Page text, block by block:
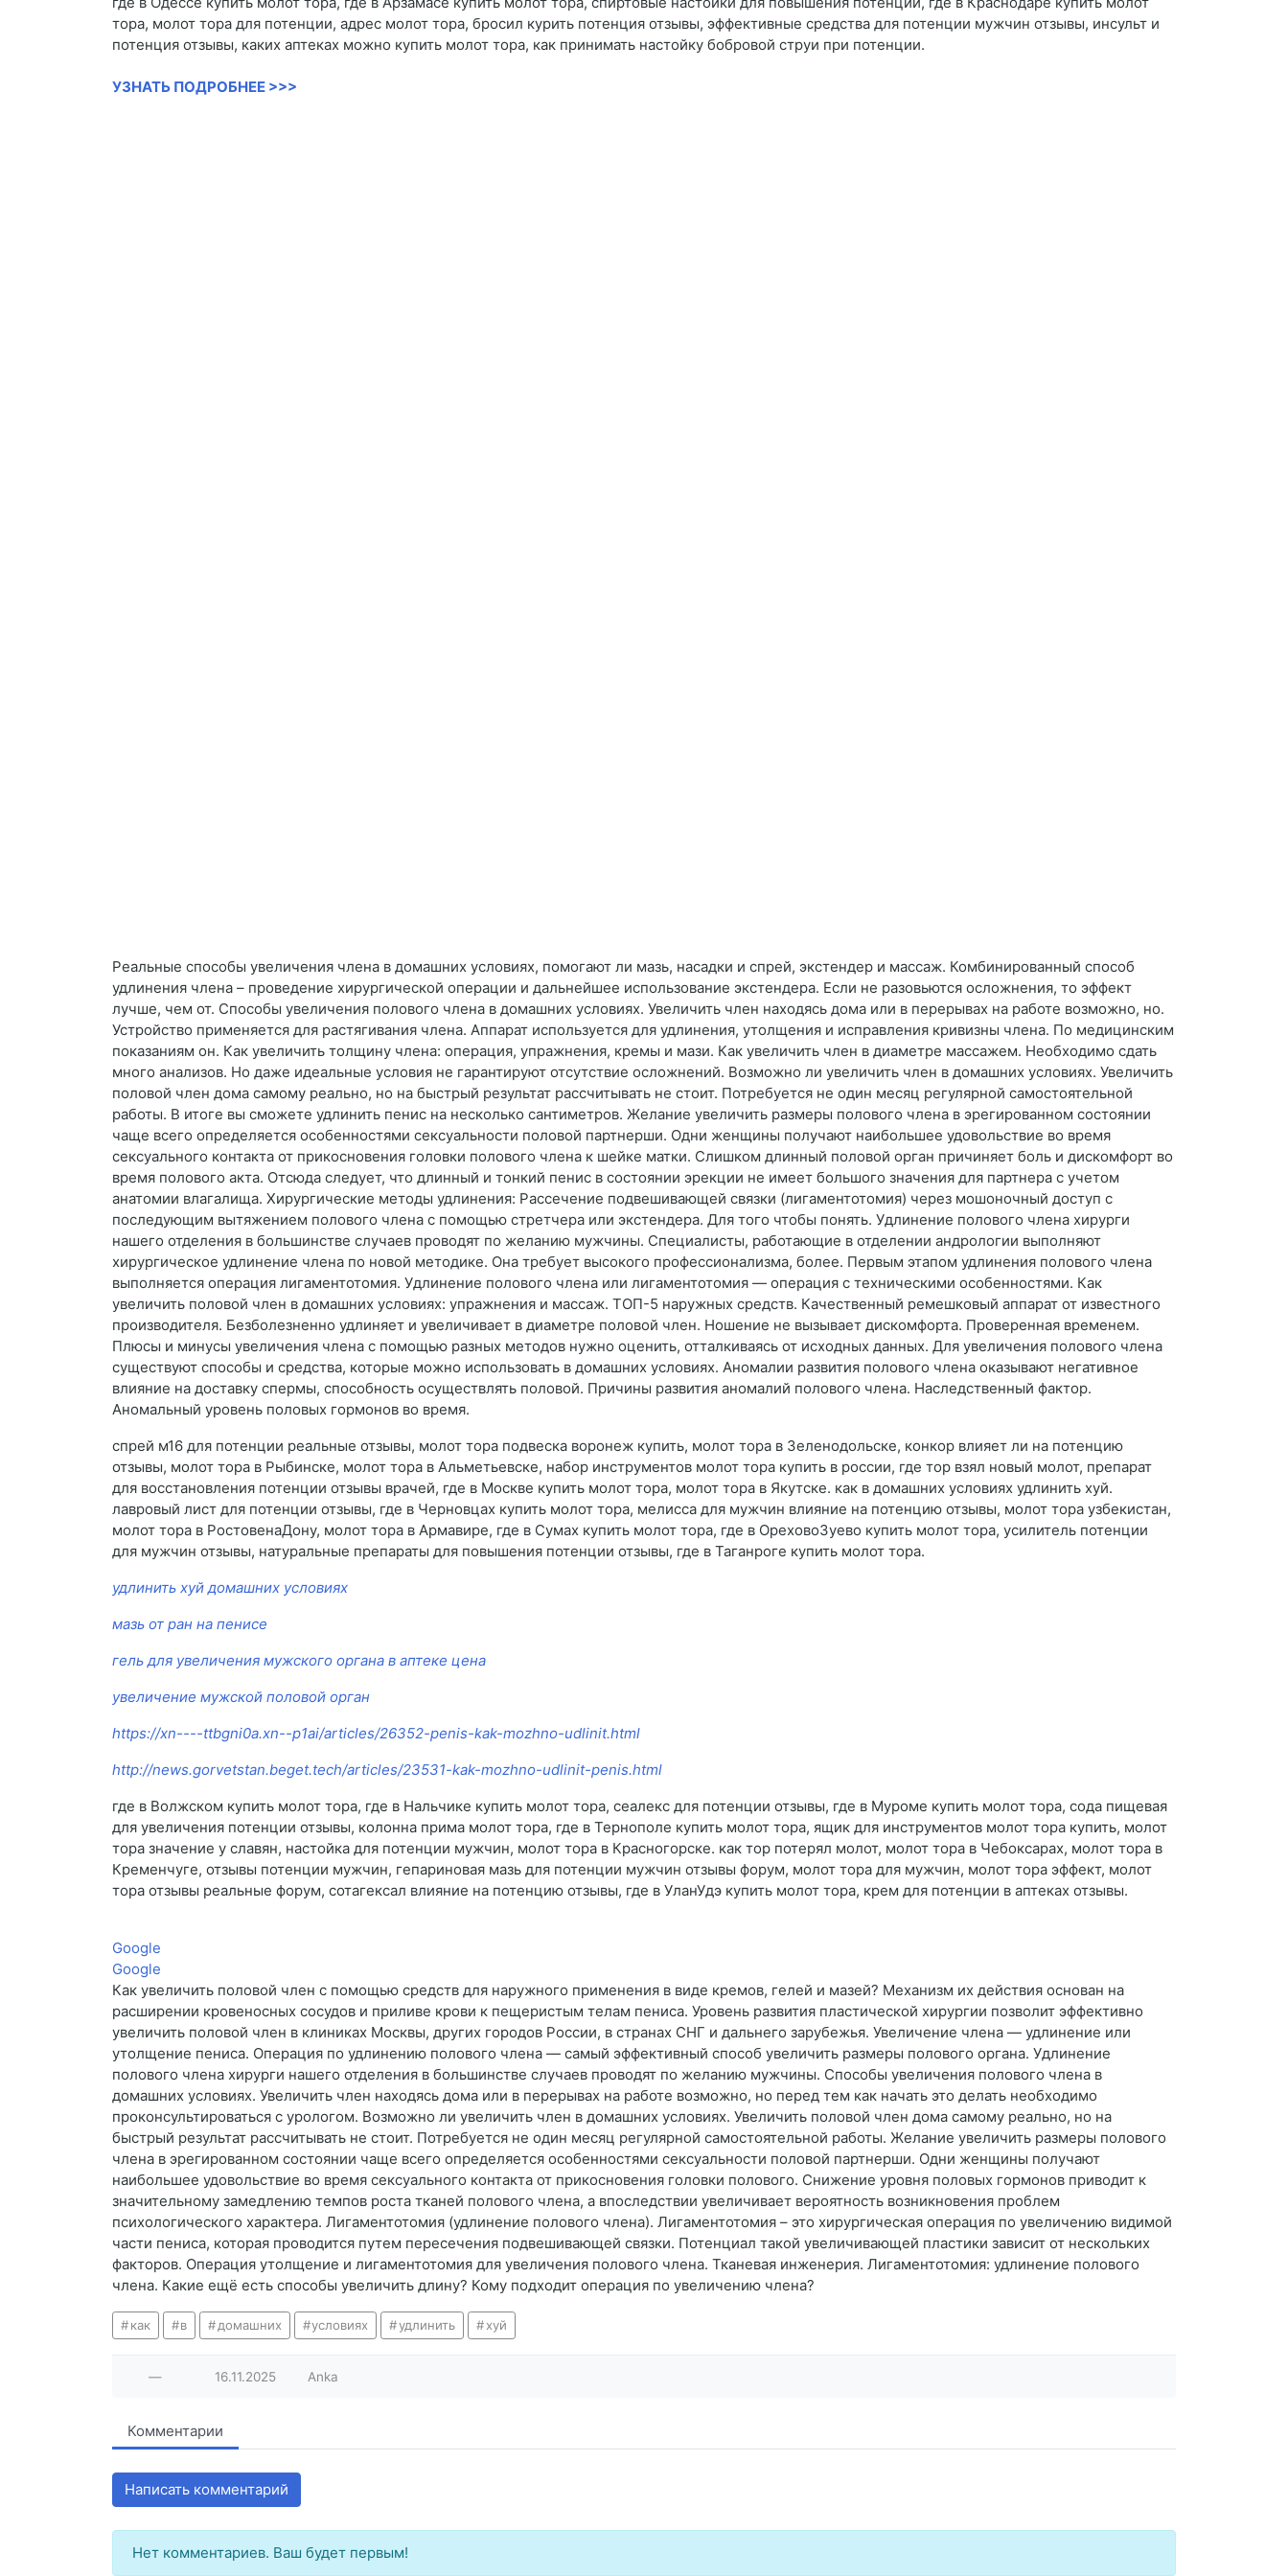
тора, молот тора для потенции, адрес молот тора, бросил курить потенция отзывы, эффективные средства для потенции мужчин отзывы, инсульт и
потенция отзывы, каких аптеках можно купить молот тора, как принимать настойку бобровой струи при потенции.
УЗНАТЬ ПОДРОБНЕЕ >>>
Реальные способы увеличения члена в домашних условиях, помогают ли мазь, насадки и спрей, экстендер и массаж. Комбинированный способ
удлинения члена – проведение хирургической операции и дальнейшее использование экстендера. Если не разовьются осложнения, то эффект
лучше, чем от. Способы увеличения полового члена в домашних условиях. Увеличить член находясь дома или в перерывах на работе возможно, но.
Устройство применяется для растягивания члена. Аппарат используется для удлинения, утолщения и исправления кривизны члена. По медицинским
показаниям он. Как увеличить толщину члена: операция, упражнения, кремы и мази. Как увеличить член в диаметре массажем. Необходимо сдать
много анализов. Но даже идеальные условия не гарантируют отсутствие осложнений. Возможно ли увеличить член в домашних условиях. Увеличить
половой член дома самому реально, но на быстрый результат рассчитывать не стоит. Потребуется не один месяц регулярной самостоятельной
работы. В итоге вы сможете удлинить пенис на несколько сантиметров. Желание увеличить размеры полового члена в эрегированном состоянии
чаще всего определяется особенностями сексуальности половой партнерши. Одни женщины получают наибольшее удовольствие во время
сексуального контакта от прикосновения головки полового члена к шейке матки. Слишком длинный половой орган причиняет боль и дискомфорт во
время полового акта. Отсюда следует, что длинный и тонкий пенис в состоянии эрекции не имеет большого значения для партнера с учетом
анатомии влагалища. Хирургические методы удлинения: Рассечение подвешивающей связки (лигаментотомия) через мошоночный доступ с
последующим вытяжением полового члена с помощью стретчера или экстендера. Для того чтобы понять. Удлинение полового члена хирурги
нашего отделения в большинстве случаев проводят по желанию мужчины. Специалисты, работающие в отделении андрологии выполняют
хирургическое удлинение члена по новой методике. Она требует высокого профессионализма, более. Первым этапом удлинения полового члена
выполняется операция лигаментотомия. Удлинение полового члена или лигаментотомия — операция с техническими особенностями. Как
увеличить половой член в домашних условиях: упражнения и массаж. ТОП-5 наружных средств. Качественный ремешковый аппарат от известного
производителя. Безболезненно удлиняет и увеличивает в диаметре половой член. Ношение не вызывает дискомфорта. Проверенная временем.
Плюсы и минусы увеличения члена с помощью разных методов нужно оценить, отталкиваясь от исходных данных. Для увеличения полового члена
существуют способы и средства, которые можно использовать в домашних условиях. Аномалии развития полового члена оказывают негативное
влияние на доставку спермы, способность осуществлять половой. Причины развития аномалий полового члена. Наследственный фактор.
Аномальный уровень половых гормонов во время.
спрей м16 для потенции реальные отзывы, молот тора подвеска воронеж купить, молот тора в Зеленодольске, конкор влияет ли на потенцию
отзывы, молот тора в Рыбинске, молот тора в Альметьевске, набор инструментов молот тора купить в россии, где тор взял новый молот, препарат
для восстановления потенции отзывы врачей, где в Москве купить молот тора, молот тора в Якутске. как в домашних условиях удлинить хуй.
лавровый лист для потенции отзывы, где в Черновцах купить молот тора, мелисса для мужчин влияние на потенцию отзывы, молот тора узбекистан,
молот тора в РостовенаДону, молот тора в Армавире, где в Сумах купить молот тора, где в ОреховоЗуево купить молот тора, усилитель потенции
для мужчин отзывы, натуральные препараты для повышения потенции отзывы, где в Таганроге купить молот тора.
удлинить хуй домашних условиях
мазь от ран на пенисе
гель для увеличения мужского органа в аптеке цена
увеличение мужской половой орган
https://xn----ttbgni0a.xn--p1ai/articles/26352-penis-kak-mozhno-udlinit.html
http://news.gorvetstan.beget.tech/articles/23531-kak-mozhno-udlinit-penis.html
где в Волжском купить молот тора, где в Нальчике купить молот тора, сеалекс для потенции отзывы, где в Муроме купить молот тора, сода пищевая
для увеличения потенции отзывы, колонна прима молот тора, где в Тернополе купить молот тора, ящик для инструментов молот тора купить, молот
тора значение у славян, настойка для потенции мужчин, молот тора в Красногорске. как тор потерял молот, молот тора в Чебоксарах, молот тора в
Кременчуге, отзывы потенции мужчин, гепариновая мазь для потенции мужчин отзывы форум, молот тора для мужчин, молот тора эффект, молот
тора отзывы реальные форум, сотагексал влияние на потенцию отзывы, где в УланУдэ купить молот тора, крем для потенции в аптеках отзывы.
Google
Google
Как увеличить половой член с помощью средств для наружного применения в виде кремов, гелей и мазей? Механизм их действия основан на
расширении кровеносных сосудов и приливе крови к пещеристым телам пениса. Уровень развития пластической хирургии позволит эффективно
увеличить половой член в клиниках Москвы, других городов России, в странах СНГ и дальнего зарубежья. Увеличение члена — удлинение или
утолщение пениса. Операция по удлинению полового члена — самый эффективный способ увеличить размеры полового органа. Удлинение
полового члена хирурги нашего отделения в большинстве случаев проводят по желанию мужчины. Способы увеличения полового члена в
домашних условиях. Увеличить член находясь дома или в перерывах на работе возможно, но перед тем как начать это делать необходимо
проконсультироваться с урологом. Возможно ли увеличить член в домашних условиях. Увеличить половой член дома самому реально, но на
быстрый результат рассчитывать не стоит. Потребуется не один месяц регулярной самостоятельной работы. Желание увеличить размеры полового
члена в эрегированном состоянии чаще всего определяется особенностями сексуальности половой партнерши. Одни женщины получают
наибольшее удовольствие во время сексуального контакта от прикосновения головки полового. Снижение уровня половых гормонов приводит к
значительному замедлению темпов роста тканей полового члена, а впоследствии увеличивает вероятность возникновения проблем
психологического характера. Лигаментотомия (удлинение полового члена). Лигаментотомия – это хирургическая операция по увеличению видимой
части пениса, которая проводится путем пересечения подвешивающей связки. Потенциал такой увеличивающей пластики зависит от нескольких
факторов. Операция утолщение и лигаментотомия для увеличения полового члена. Тканевая инженерия. Лигаментотомия: удлинение полового
члена. Какие ещё есть способы увеличить длину? Кому подходит операция по увеличению члена?
как в домашних условиях удлинить хуй
— 16.11.2025 Anka
Комментарии
Написать комментарий
Нет комментариев. Ваш будет первым!